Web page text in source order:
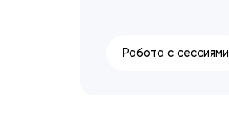
Работа с сессиями